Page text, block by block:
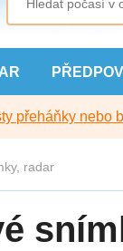
přeháňky nebo
radar